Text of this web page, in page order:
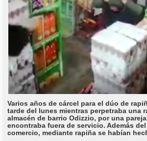
Varios años de cárcel para el dúo de
tarde del lunes mientras perpetraba una
almacén de barrio Odizzio, por una
encontraba fuera de servicio. Además
comercio, mediante rapiña se habían